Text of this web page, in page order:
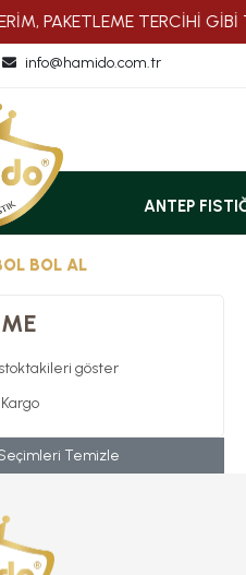
PAKETLEME TERCİHİ GİBİ
info@hamido.com.tr
ANTEP
BOL AL
göster
Temizle